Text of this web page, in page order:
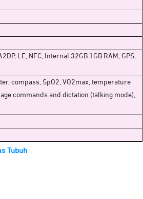
LE, NFC, Internal 32GB 1GB RAM, GPS,
compass, SpO2, VO2max, temperature
commands and dictation (talking mode),
Tubuh